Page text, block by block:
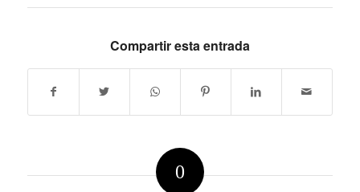
Compartir esta entrada
0